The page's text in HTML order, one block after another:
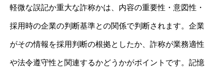
軽微な誤記か重大な詐称かは、内容の重要性・意図性・
採用時の企業の判断基準との関係で判断されます。企業
がその情報を採用判断の根拠としたか、詐称が業務適性
や法令遵守性と関連するかどうかがポイントです。記憶